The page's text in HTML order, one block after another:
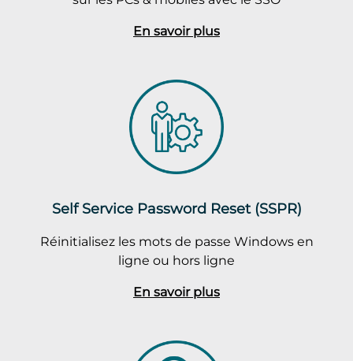
En savoir plus
Self Service Password Reset (SSPR)
Réinitialisez les mots de passe Windows en
ligne ou hors ligne
En savoir plus